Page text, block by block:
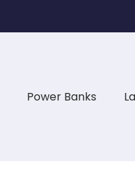
Power Banks